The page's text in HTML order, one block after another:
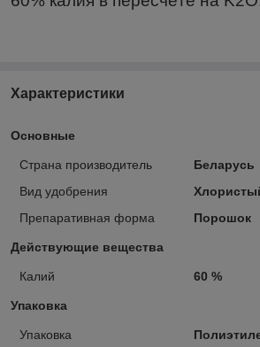
Характеристики
Основные
Страна производитель
Беларусь
Вид удобрения
Препаративная форма
Порошок
Действующие вещества
Калий 60 %
Упаковка
Упаковка